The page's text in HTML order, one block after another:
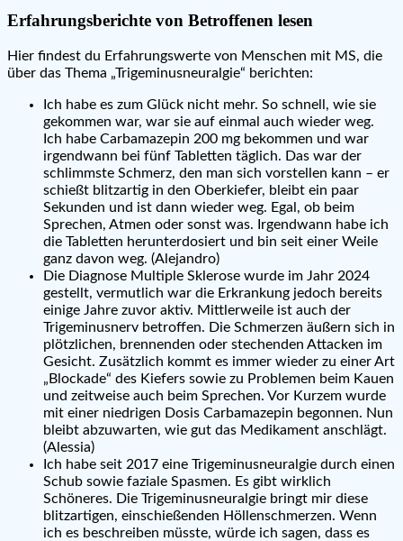
Erfahrungsberichte von Betroffenen lesen
Hier findest du Erfahrungswerte von Menschen mit MS, die
über das Thema „Trigeminusneuralgie“ berichten:
Ich habe es zum Glück nicht mehr. So schnell, wie sie
gekommen war, war sie auf einmal auch wieder weg.
Ich habe Carbamazepin 200 mg bekommen und war
irgendwann bei fünf Tabletten täglich. Das war der
schlimmste Schmerz, den man sich vorstellen kann – er
schießt blitzartig in den Oberkiefer, bleibt ein paar
Sekunden und ist dann wieder weg. Egal, ob beim
Sprechen, Atmen oder sonst was. Irgendwann habe ich
die Tabletten herunterdosiert und bin seit einer Weile
ganz davon weg. (Alejandro)
Die Diagnose Multiple Sklerose wurde im Jahr 2024
gestellt, vermutlich war die Erkrankung jedoch bereits
einige Jahre zuvor aktiv. Mittlerweile ist auch der
Trigeminusnerv betroffen. Die Schmerzen äußern sich in
plötzlichen, brennenden oder stechenden Attacken im
Gesicht. Zusätzlich kommt es immer wieder zu einer Art
„Blockade“ des Kiefers sowie zu Problemen beim Kauen
und zeitweise auch beim Sprechen. Vor Kurzem wurde
mit einer niedrigen Dosis Carbamazepin begonnen. Nun
bleibt abzuwarten, wie gut das Medikament anschlägt.
(Alessia)
Ich habe seit 2017 eine Trigeminusneuralgie durch einen
Schub sowie faziale Spasmen. Es gibt wirklich
Schöneres. Die Trigeminusneuralgie bringt mir diese
blitzartigen, einschießenden Höllenschmerzen. Wenn
ich es beschreiben müsste, würde ich sagen, dass es